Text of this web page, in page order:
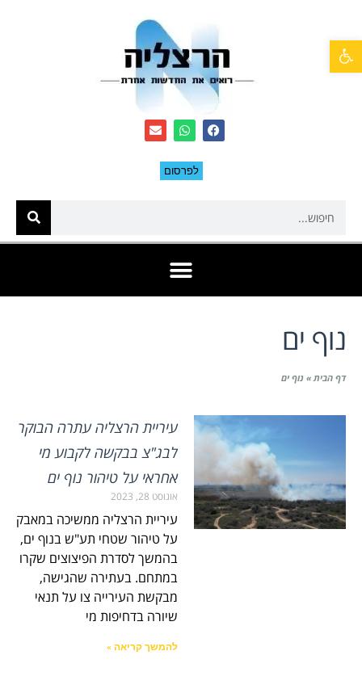
לפרסום
נוף ים
דף הבית» נוף ים
עיריית הרצליה עתרה הבוקר
לבג"צ בבקשה לקבוע מי
אחראי על טיהור נוף ים
אוגוסט 28, 2023
עיריית הרצליה ממשיכה במאבק
על טיהור שטחי תע"ש בנוף ים,
בהמשך לסדרת הפיצוצים שקרו
במתחם. בעתירה שהגישה,
מבקשת העירייה צו על תנאי
שיורה בדחיפות מי
להמשך קריאה »
פתח סרגל נגישות